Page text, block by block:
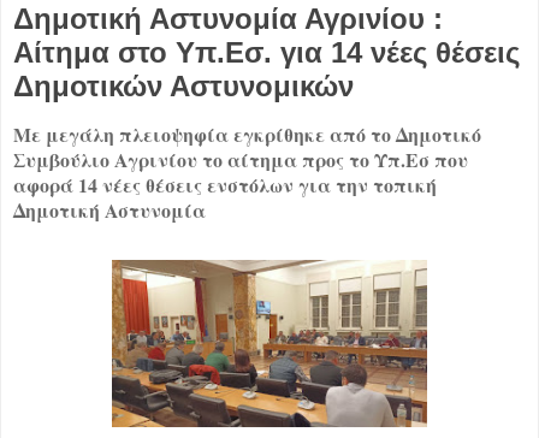
Δημοτική Αστυνομία Αγρινίου :
Αίτημα στο Υπ.Εσ. για 14 νέες θέσεις
Δημοτικών Αστυνομικών
Με μεγάλη πλειοψηφία εγκρίθηκε από το Δημοτικό
Συμβούλιο Αγρινίου το αίτημα προς το Υπ.Εσ που
αφορά 14 νέες θέσεις ενστόλων για την τοπική
Δημοτική Αστυνομία